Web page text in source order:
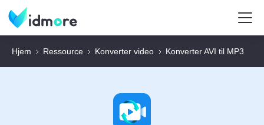
Hjem Ressource Konverter video Konverter AVI til MP3